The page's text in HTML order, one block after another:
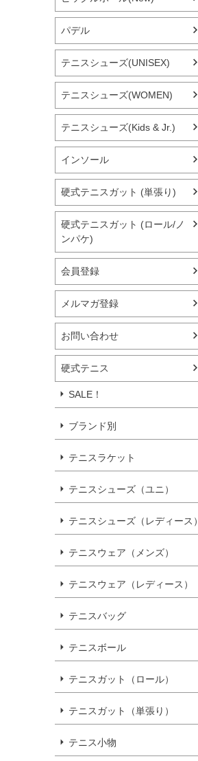
パデル
テニスシューズ(UNISEX)
テニスシューズ(WOMEN)
テニスシューズ(Kids & Jr.)
インソール
硬式テニスガット (単張り)
硬式テニスガット (ロール/ノ
ンパケ)
会員登録
メルマガ登録
お問い合わせ
硬式テニス
SALE！
ブランド別
テニスラケット
テニスシューズ（ユニ）
テニスシューズ（レディース）
テニスウェア（メンズ）
テニスウェア（レディース）
テニスバッグ
テニスボール
テニスガット（ロール）
テニスガット（単張り）
テニス小物